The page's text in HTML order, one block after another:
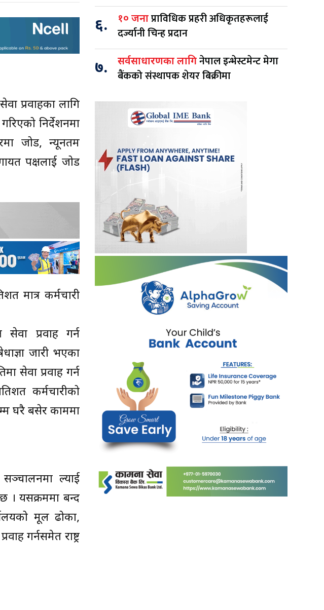
प्रवाहका लागि
निर्देशनमा
जोड, न्यूनतम
पक्षलाई जोड
मात्र कर्मचारी
सेवा प्रवाह गर्न
जारी भएका
सेवा प्रवाह गर्न
कर्मचारीको
घरै बसेर काममा
ल्याई
। यसक्रममा बन्द
मूल ढोका,
गर्नसमेत राष्ट्र
६. १० जनाप्राविधिक प्रहरी अधिकृतहरूलाई
दर्ज्यानी चिन्ह प्रदान
७. सर्वसाधारणका लागिनेपाल इन्भेस्टमेन्ट मेगा
बैंकको संस्थापक शेयर बिक्रीमा